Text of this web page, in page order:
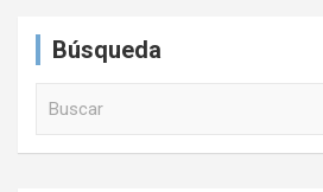
Búsqueda